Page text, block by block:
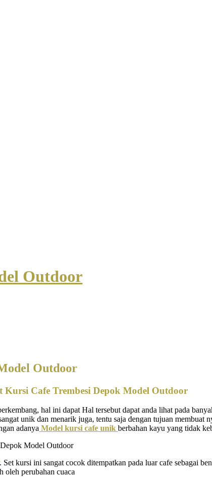
Outdoor
Outdoor
Kursi Cafe Trembesi Depok Model Outdoor
hal ini dapat Hal tersebut dapat anda lihat pada
unik dan menarik juga, tentu saja dengan tujuan
adanya Model kursi cafe unik berbahan kayu yang tidak
. Set kursi ini sangat cocok ditempatkan pada luar cafe sebagai
oleh perubahan cuaca